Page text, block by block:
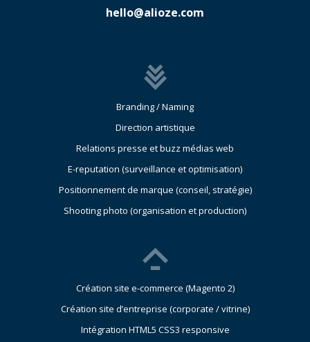
hello@alioze.com
Branding / Naming
Direction artistique
Relations presse et buzz médias web
E-reputation (surveillance et optimisation)
Positionnement de marque (conseil, stratégie)
Shooting photo (organisation et production)
Création site e-commerce (Magento 2)
Création site d’entreprise (corporate / vitrine)
Intégration HTML5 CSS3 responsive